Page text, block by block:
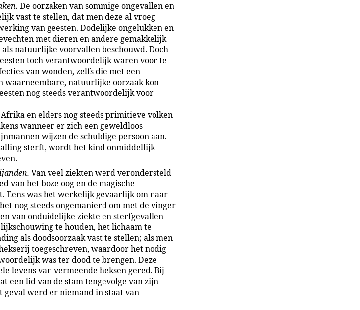
De oorzaken van sommige ongevallen en
vast te stellen, dat men deze al vroeg
van geesten. Dodelijke ongelukken en
met dieren en andere gemakkelijk
natuurlijke voorvallen beschouwd. Doch
toch verantwoordelijk waren voor te
van wonden, zelfs die met een
waarneembare, natuurlijke oorzaak kon
nog steeds verantwoordelijk voor
en elders nog steeds primitieve volken
wanneer er zich een geweldloos
wijzen de schuldige persoon aan.
sterft, wordt het kind onmiddellijk
Van veel ziekten werd verondersteld
van het boze oog en de magische
Eens was het werkelijk gevaarlijk om naar
nog steeds ongemanierd om met de vinger
van onduidelijke ziekte en sterfgevallen
te houden, het lichaam te
als doodsoorzaak vast te stellen; als men
toegeschreven, waardoor het nodig
was ter dood te brengen. Deze
levens van vermeende heksen gered. Bij
een lid van de stam tengevolge van zijn
werd er niemand in staat van